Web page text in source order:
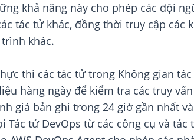
khả năng này cho phép các đội
tác tử khác, đồng thời truy cập
khác.
thi các tác tử trong Không gian
hàng ngày để kiểm tra các truy
giá bản ghi trong 24 giờ gần nhất
tử DevOps từ các công cụ và